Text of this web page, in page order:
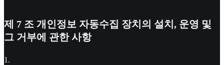
제 7 조 개인정보 자동수집 장치의 설치, 운영 및
그 거부에 관한 사항
1 .